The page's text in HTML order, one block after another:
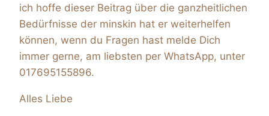
ich hoffe dieser Beitrag über die ganzheitlichen
Bedürfnisse der minskin hat er weiterhelfen
können, wenn du Fragen hast melde Dich
immer gerne, am liebsten per WhatsApp, unter
017695155896.
Alles Liebe